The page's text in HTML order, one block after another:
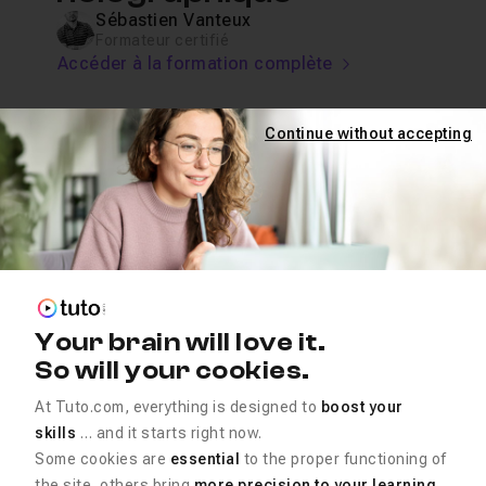
Sébastien Vanteux
Accéder à la formation complète